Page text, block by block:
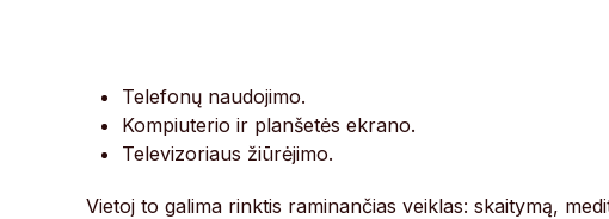
Telefonų naudojimo.
Kompiuterio ir planšetės ekrano.
Televizoriaus žiūrėjimo.
Vietoj to galima rinktis raminančias veiklas: skaitymą,